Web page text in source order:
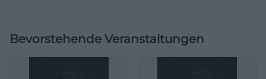
Bevorstehende Veranstaltungen